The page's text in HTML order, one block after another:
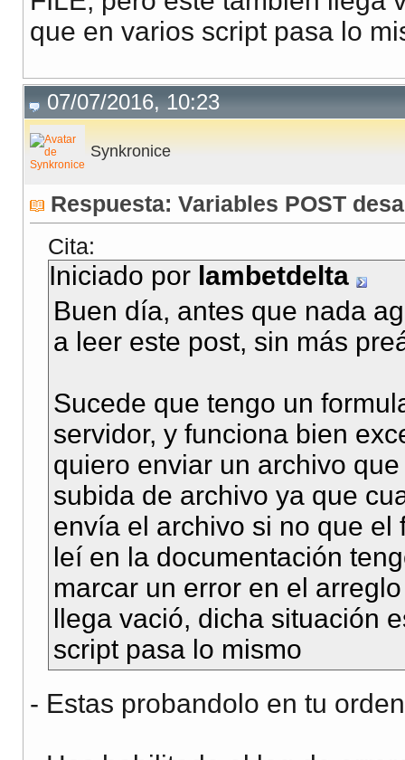
que en varios script pasa lo
07/07/2016, 10:23
Synkronice
Respuesta: Variables POST
Cita:
Iniciado por lambetdelta
Buen día, antes que nada
a leer este post, sin más
Sucede que tengo un
servidor, y funciona bien
quiero enviar un archivo
subida de archivo ya que
envía el archivo si no que
leí en la documentación
marcar un error en el
llega vació, dicha situación
script pasa lo mismo
- Estas probandolo en tu